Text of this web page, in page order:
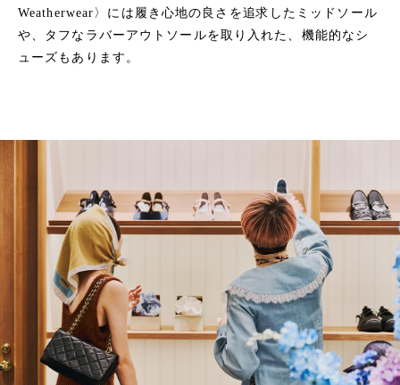
Weatherwear〉には履き心地の良さを追求したミッドソール
や、タフなラバーアウトソールを取り入れた、機能的なシ
ューズもあります。